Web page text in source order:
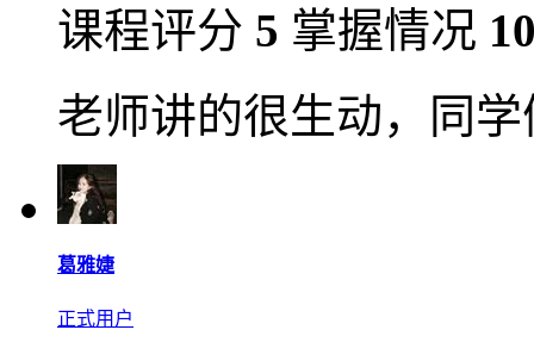
课程评分 5 掌握情况
老师讲的很生动，同
葛雅婕
正式用户